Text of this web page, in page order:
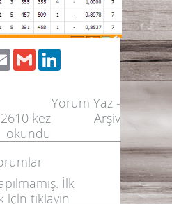
EmailGmail
Yorum Yaz -
Arşiv
2610 kez
okundu
İlk
için tıklayın